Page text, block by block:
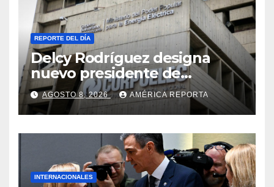
REPORTE DEL DÍA
Delcy Rodríguez designa
nuevo presidente de
Corpoelec y nuevo
viceministro de Servicios
Eléctricos
AGOSTO 8, 2026 AMÉRICA REPORTA
INTERNACIONALES